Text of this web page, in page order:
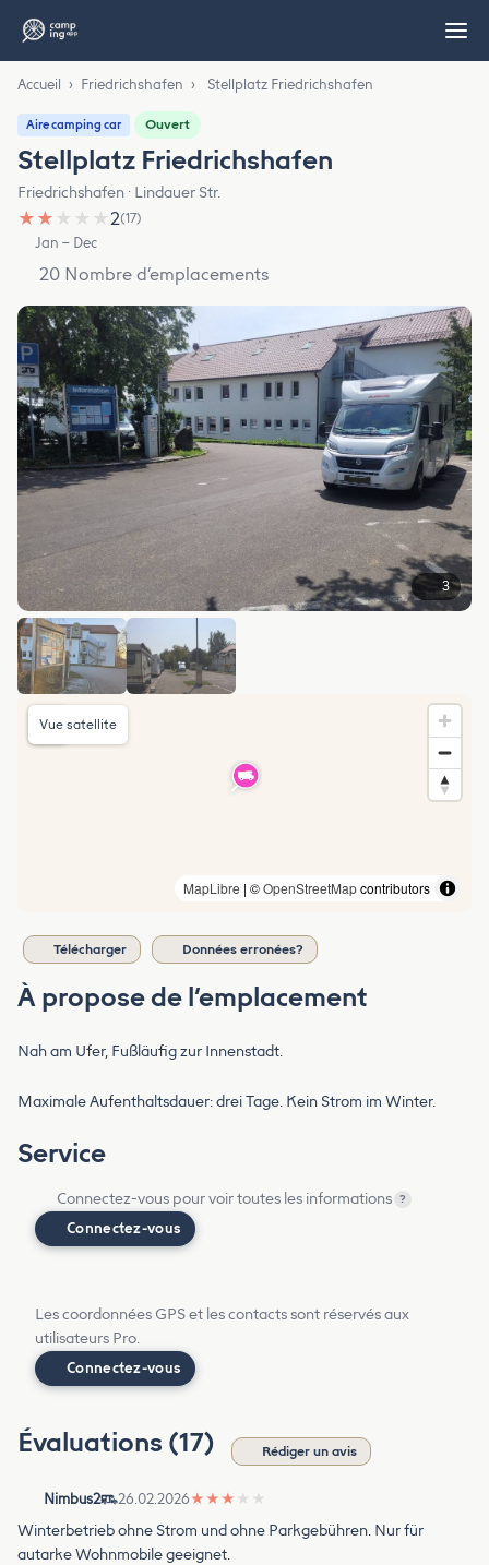
Accueil › Friedrichshafen › Stellplatz Friedrichshafen
Aire camping car Ouvert
Stellplatz Friedrichshafen
Friedrichshafen · Lindauer Str.
★ ★ ★ ★ ★2(17)
Jan – Dec
20 Nombre d’emplacements
3
MapLibre | ©OpenStreetMapcontributors
Vue satellite
Télécharger Données erronées?
À propose de l’emplacement
Nah am Ufer, Fußläufig zur Innenstadt.
Maximale Aufenthaltsdauer: drei Tage. Kein Strom im Winter.
Service
Connectez-vous pour voir toutes les informations ?
Connectez-vous
Les coordonnées GPS et les contacts sont réservés aux
utilisateurs Pro.
Connectez-vous
Évaluations (17) Rédiger un avis
Nimbus2 26.02.2026★ ★ ★ ★ ★
Winterbetrieb ohne Strom und ohne Parkgebühren. Nur für
autarke Wohnmobile geeignet.